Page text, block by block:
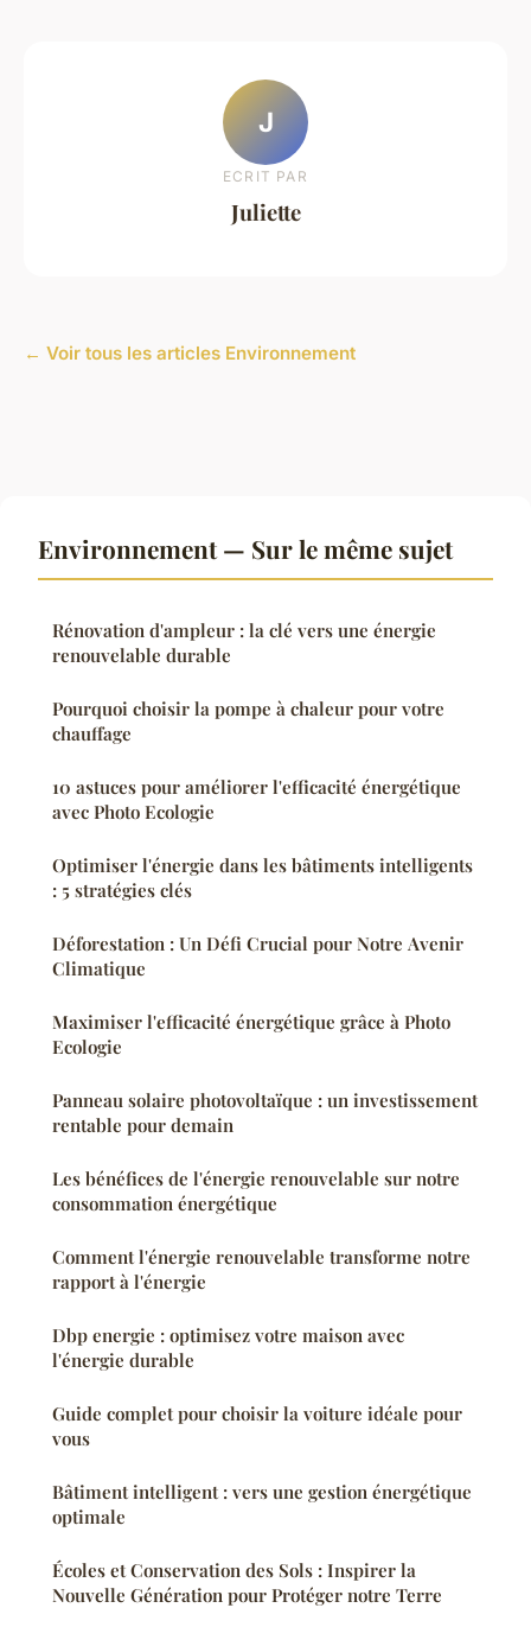
J
ECRIT PAR
Juliette
← Voir tous les articles Environnement
Environnement — Sur le même sujet
Rénovation d'ampleur : la clé vers une énergie
renouvelable durable
Pourquoi choisir la pompe à chaleur pour votre
chauffage
10 astuces pour améliorer l'efficacité énergétique
avec Photo Ecologie
Optimiser l'énergie dans les bâtiments intelligents
: 5 stratégies clés
Déforestation : Un Défi Crucial pour Notre Avenir
Climatique
Maximiser l'efficacité énergétique grâce à Photo
Ecologie
Panneau solaire photovoltaïque : un investissement
rentable pour demain
Les bénéfices de l'énergie renouvelable sur notre
consommation énergétique
Comment l'énergie renouvelable transforme notre
rapport à l'énergie
Dbp energie : optimisez votre maison avec
l'énergie durable
Guide complet pour choisir la voiture idéale pour
vous
Bâtiment intelligent : vers une gestion énergétique
optimale
Écoles et Conservation des Sols : Inspirer la
Nouvelle Génération pour Protéger notre Terre